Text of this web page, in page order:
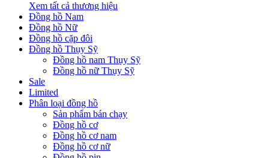
Xem tất cả thương hiệu
Đồng hồ Nam
Đồng hồ Nữ
Đồng hồ cặp đôi
Đồng hồ Thụy Sỹ
Đồng hồ nam Thụy Sỹ
Đồng hồ nữ Thụy Sỹ
Sale
Limited
Phân loại đồng hồ
Sản phẩm bán chạy
Đồng hồ cơ
Đồng hồ cơ nam
Đồng hồ cơ nữ